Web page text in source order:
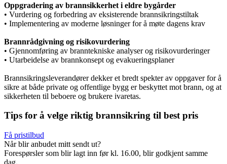
Oppgradering av brannsikkerhet i eldre bygårder
• Vurdering og forbedring av eksisterende brannsikringstiltak
• Implementering av moderne løsninger for å møte dagens krav
Brannrådgivning og risikovurdering
• Gjennomføring av branntekniske analyser og risikovurderinger
• Utarbeidelse av brannkonsept og evakueringsplaner
Brannsikringsleverandører dekker et bredt spekter av oppgaver for å
sikre at både private og offentlige bygg er beskyttet mot brann, og at
sikkerheten til beboere og brukere ivaretas.
Tips for å velge riktig brannsikring til best pris
Få pristilbud
Når blir anbudet mitt sendt ut?
Forespørsler som blir lagt inn før kl. 16.00, blir godkjent samme